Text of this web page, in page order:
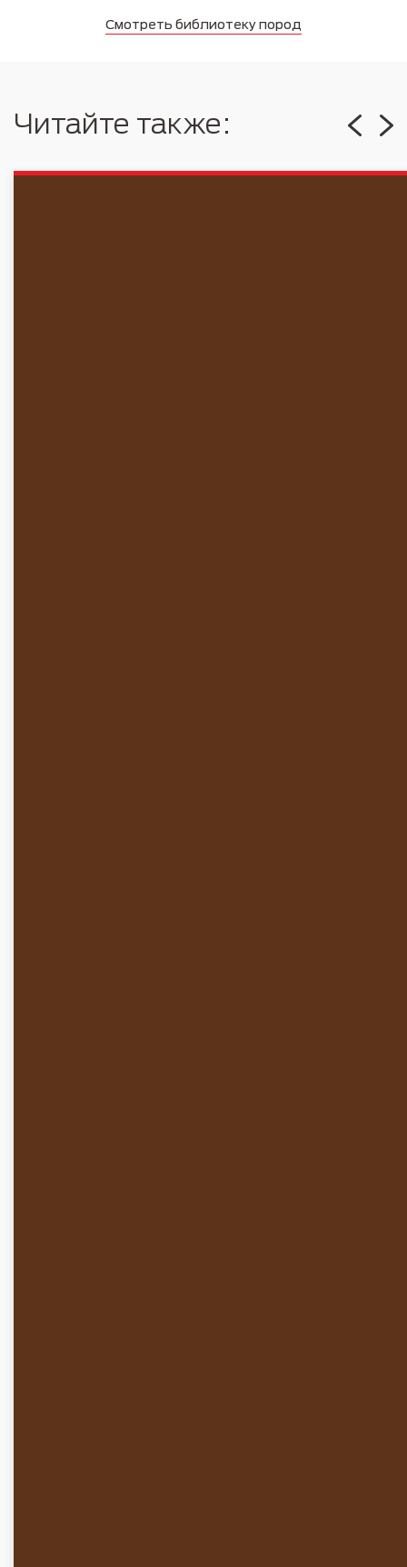
Смотреть библиотеку пород
Читайте также: